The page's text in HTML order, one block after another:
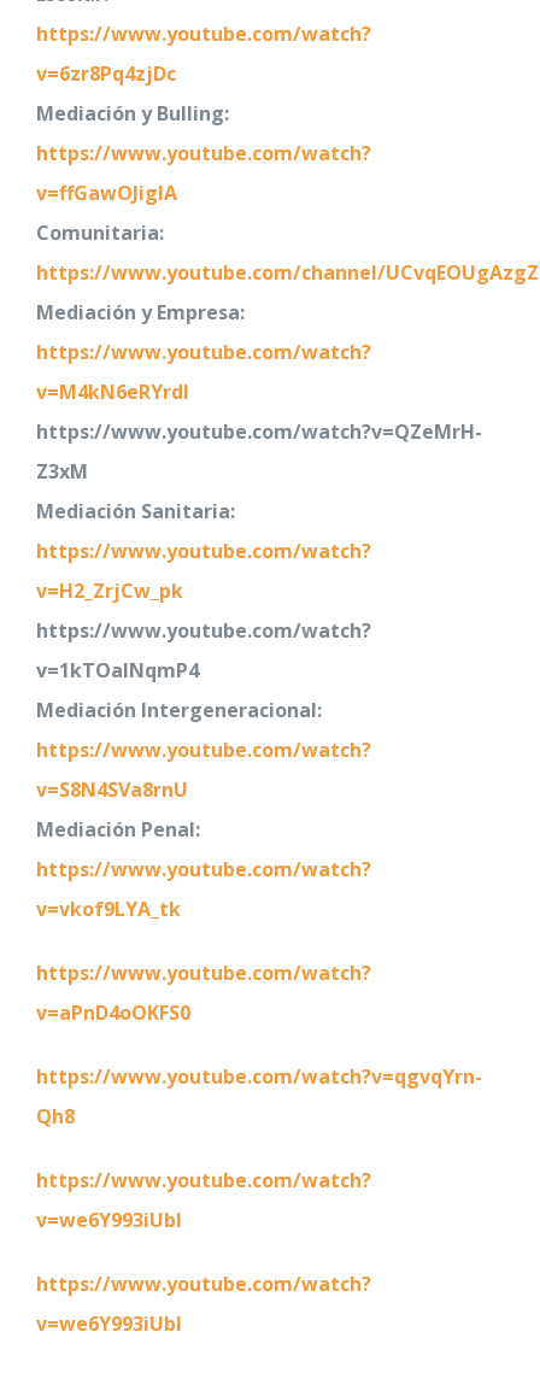
https://www.youtube.com/watch?
v=6zr8Pq4zjDc
Mediación y Bulling:
https://www.youtube.com/watch?
v=ffGawOJigIA
Comunitaria:
https://www.youtube.com/channel/
Mediación y Empresa:
https://www.youtube.com/watch?
v=M4kN6eRYrdI
https://www.youtube.com/watch?v=QZeMrH-
Z3xM
Mediación Sanitaria:
https://www.youtube.com/watch?
v=H2_ZrjCw_pk
https://www.youtube.com/watch?
v=1kTOaINqmP4
Mediación Intergeneracional:
https://www.youtube.com/watch?
v=S8N4SVa8rnU
Mediación Penal:
https://www.youtube.com/watch?
v=vkof9LYA_tk
https://www.youtube.com/watch?
v=aPnD4oOKFS0
https://www.youtube.com/watch?v=qgvqYrn-
Qh8
https://www.youtube.com/watch?
v=we6Y993iUbI
https://www.youtube.com/watch?
v=we6Y993iUbI